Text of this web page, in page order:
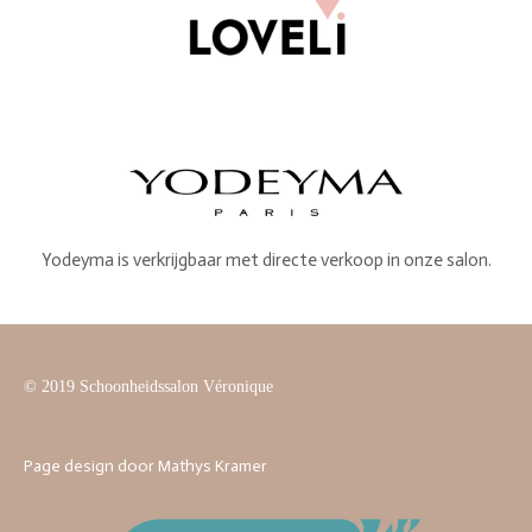
Yodeyma is verkrijgbaar met directe verkoop in onze salon.
© 2019 Schoonheidssalon Véronique
Page design door Mathys Kramer